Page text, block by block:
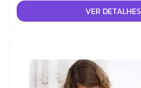
VER DETALHES